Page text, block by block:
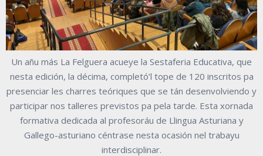
Un añu más La Felguera acueye la Sestaferia Educativa, que
nesta edición, la décima, completó’l tope de 120 inscritos pa
presenciar les charres teóriques que se tán desenvolviendo y
participar nos talleres previstos pa pela tarde. Esta xornada
formativa dedicada al profesoráu de Llingua Asturiana y
Gallego-asturiano céntrase nesta ocasión nel trabayu
interdisciplinar.